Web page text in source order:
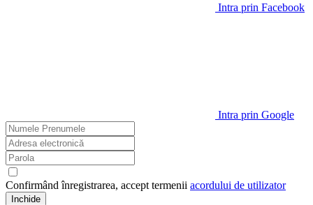
Intra prin Facebook
Intra prin Google
Confirmând înregistrarea, accept termenii acordului de utilizator
Inchide